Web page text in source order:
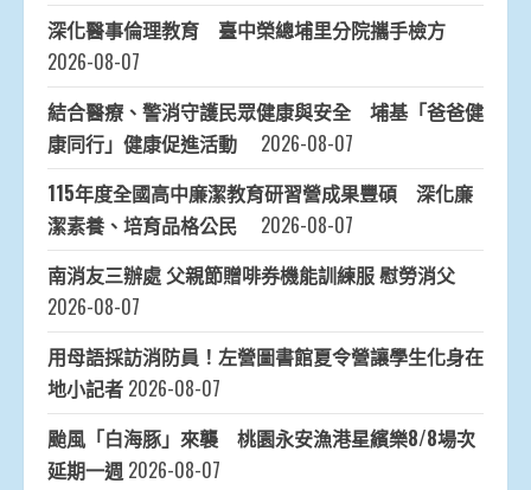
深化醫事倫理教育 臺中榮總埔里分院攜手檢方
2026-08-07
結合醫療、警消守護民眾健康與安全 埔基「爸爸健
康同行」健康促進活動
2026-08-07
115年度全國高中廉潔教育研習營成果豐碩 深化廉
潔素養、培育品格公民
2026-08-07
南消友三辦處 父親節贈啡券機能訓練服 慰勞消父
2026-08-07
用母語採訪消防員！左營圖書館夏令營讓學生化身在
地小記者 2026-08-07
颱風「白海豚」來襲 桃園永安漁港星繽樂8/8場次
延期一週 2026-08-07